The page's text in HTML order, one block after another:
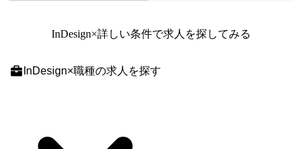
ル管理」などの業務を実施しています。 ◎開発環境:公開側:React,管理
発、テスト ※担当案件によっては当社正社員として、客先企業へ無期雇
実績も多数あります。 プロジェクト例 大手ゼネコン向け WEB3Dを用い
後の維持管理・運営までの各情報を全てデジタル化し、それらを仮想空
設計、開発、テスト、保守 人事労務SaaS開発支援 新規サービスのフロン
Adobe Photoshop, Adobe Illustrator, Adobe XD, Mac Keynote 【バージョン
ションツール】Redmine, Slack, Google Workspace
InDesign×詳しい条件で求人を探してみる
InDesign×職種の求人を探す